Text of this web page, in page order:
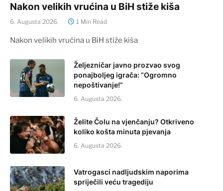
Nakon velikih vrućina u BiH stiže kiša
6. Augusta 2026. 1 Min Read
Nakon velikih vrućina u BiH stiže kiša
Željezničar javno prozvao svog
ponajboljeg igrača: “Ogromno
nepoštivanje!”
6. Augusta 2026.
Želite Čolu na vjenčanju? Otkriveno
koliko košta minuta pjevanja
6. Augusta 2026.
Vatrogasci nadljudskim naporima
spriječili veću tragediju